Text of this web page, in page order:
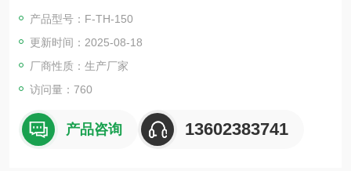
CD(320~240dost)中英文显示控制系统。
产品型号：F-TH-150
更新时间：2025-08-18
厂商性质：生产厂家
访问量：760
产品咨询 13602383741